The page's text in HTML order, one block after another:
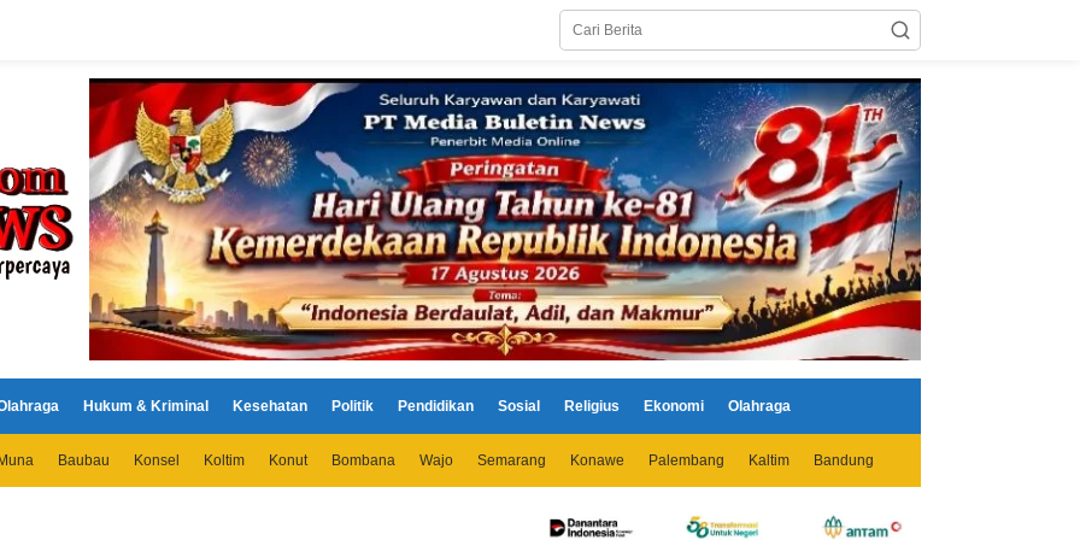
Hukum & Kriminal Kesehatan Politik Pendidikan Sosial Religius Ekonomi Olahraga
Baubau Konsel Koltim Konut Bombana Wajo Semarang Konawe Palembang Kaltim Bandung